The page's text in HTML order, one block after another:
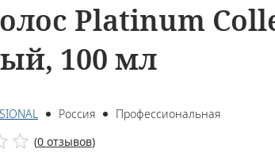
Platinum
100 мл
Россия Профессиональная
(0 отзывов)